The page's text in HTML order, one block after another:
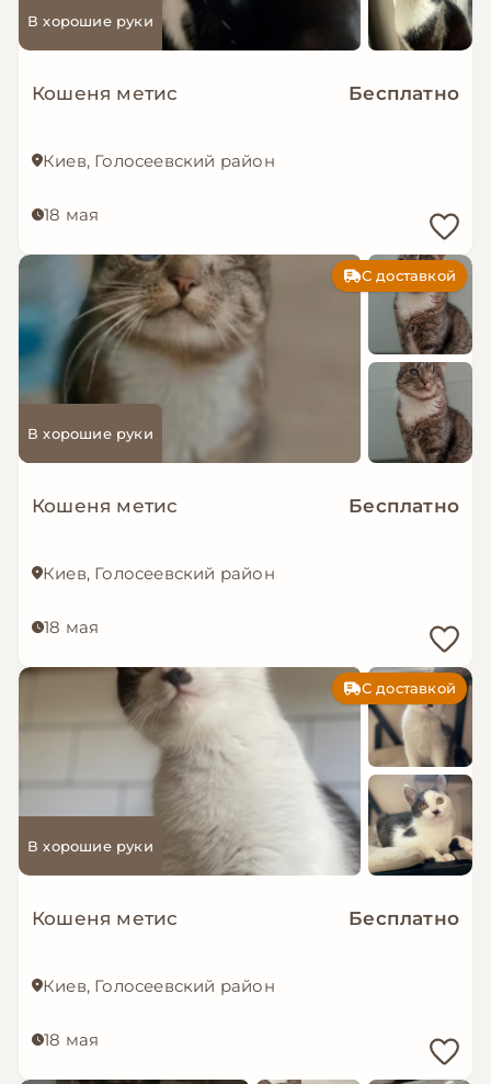
В хорошие руки
Кошеня метис Бесплатно
Киев, Голосеевский район
18 мая
С доставкой
В хорошие руки
Кошеня метис Бесплатно
Киев, Голосеевский район
18 мая
С доставкой
В хорошие руки
Кошеня метис Бесплатно
Киев, Голосеевский район
18 мая